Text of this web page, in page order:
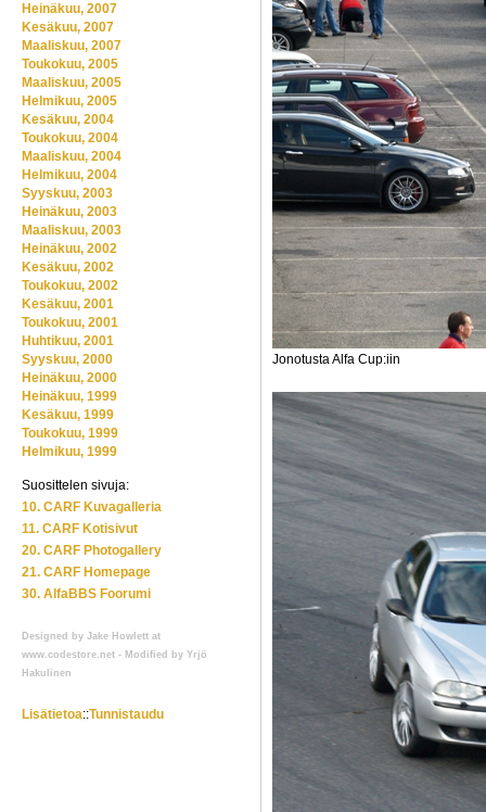
Jonotusta Alfa Cup:iin
Heinäkuu, 2007
Kesäkuu, 2007
Maaliskuu, 2007
Toukokuu, 2005
Maaliskuu, 2005
Helmikuu, 2005
Kesäkuu, 2004
Toukokuu, 2004
Maaliskuu, 2004
Helmikuu, 2004
Syyskuu, 2003
Heinäkuu, 2003
Maaliskuu, 2003
Heinäkuu, 2002
Kesäkuu, 2002
Toukokuu, 2002
Kesäkuu, 2001
Toukokuu, 2001
Huhtikuu, 2001
Syyskuu, 2000
Heinäkuu, 2000
Heinäkuu, 1999
Kesäkuu, 1999
Toukokuu, 1999
Helmikuu, 1999
Suosittelen sivuja:
10. CARF Kuvagalleria
11. CARF Kotisivut
20. CARF Photogallery
21. CARF Homepage
30. AlfaBBS Foorumi
Designed by Jake Howlett at
www.codestore.net - Modified by Yrjö
Hakulinen
Lisätietoa::Tunnistaudu